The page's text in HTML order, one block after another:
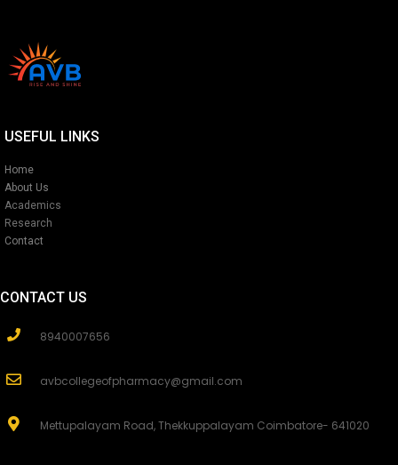
USEFUL LINKS
Home
About Us
Academics
Research
Contact
CONTACT US
8940007656
avbcollegeofpharmacy@gmail.com
Mettupalayam Road, Thekkuppalayam Coimbatore- 641020